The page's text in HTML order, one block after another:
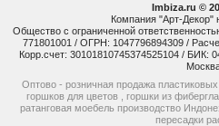
Imbiza.ru ©
Компания "Арт-Декор"
Общество с ограниченной
771801001 / ОГРН: 1047796894309 /
Корр.счет: 30101810745374525104 / БИК:
Оптово - розничная продажа
горшков для цветов , горшки из
ратанговая моебель производство
пересадки